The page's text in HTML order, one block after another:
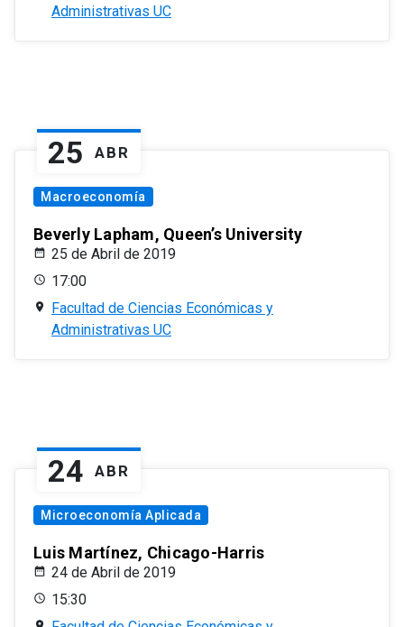
Administrativas UC
25 ABR
Macroeconomía
Beverly Lapham, Queen’s University
25 de Abril de 2019
17:00
Facultad de Ciencias Económicas y
Administrativas UC
24 ABR
Microeconomía Aplicada
Luis Martínez, Chicago-Harris
24 de Abril de 2019
15:30